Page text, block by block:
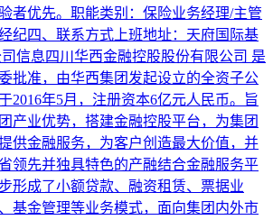
者优先。职能类别：保险业务经理/主管
纪四、联系方式上班地址：天府国际基
信息四川华西金融控股股份有限公司 是
批准，由华西集团发起设立的全资子公
2016年5月，注册资本6亿元人民币。旨
产业优势，搭建金融控股平台，为集团
供金融服务，为客户创造最大价值，并
领先并独具特色的产融结合金融服务平
形成了小额贷款、融资租赁、票据业
基金管理等业务模式，面向集团内外市